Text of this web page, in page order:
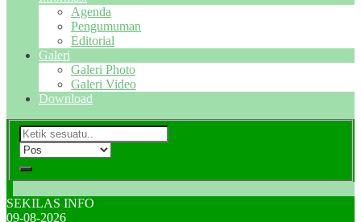
Agenda
Pengumuman
Editorial
Galeri
Galeri Photo
Galeri Video
Download
SEKILAS INFO
09-08-2026